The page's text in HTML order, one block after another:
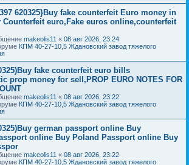
620325}Buy fake counterfeit Euro money in
Counterfeit euro,Fake euros online,counterfeit
makeolis11 « 08 авг 2026, 23:24
КПМ 40-27-10,5 Ждановский завод тяжелого
fake counterfeit euro bills
prop money for sell,PROP EURO NOTES FOR
makeolis11 « 08 авг 2026, 23:22
КПМ 40-27-10,5 Ждановский завод тяжелого
german passport online Buy
online Buy Poland Passport online Buy
makeolis11 « 08 авг 2026, 23:22
КПМ 40-27-10,5 Ждановский завод тяжелого